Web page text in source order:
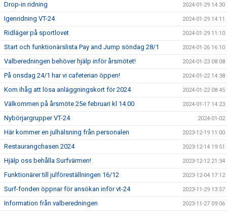
Drop-in ridning 2024-01-29 14:30
Igenridning VT-24 2024-01-29 14:11
Ridläger på sportlovet 2024-01-29 11:10
Start och funktionärslista Pay and Jump söndag 28/1 2024-01-26 16:10
Valberedningen behöver hjälp inför årsmötet! 2024-01-23 08:08
På onsdag 24/1 har vi cafeterian öppen! 2024-01-22 14:38
Kom ihåg att lösa anläggningskort för 2024 2024-01-22 08:45
Välkommen på årsmöte 25e februari kl 14.00 2024-01-17 14:23
Nybörjargrupper VT-24 2024-01-02
Här kommer en julhälsning från personalen 2023-12-19 11:00
Restaurangchasen 2024 2023-12-14 19:51
Hjälp oss behålla Surfvärmen! 2023-12-12 21:34
Funktionärer till julföreställningen 16/12 2023-12-04 17:12
Surf-fonden öppnar för ansökan inför vt-24 2023-11-29 13:57
Information från valberedningen 2023-11-27 09:06